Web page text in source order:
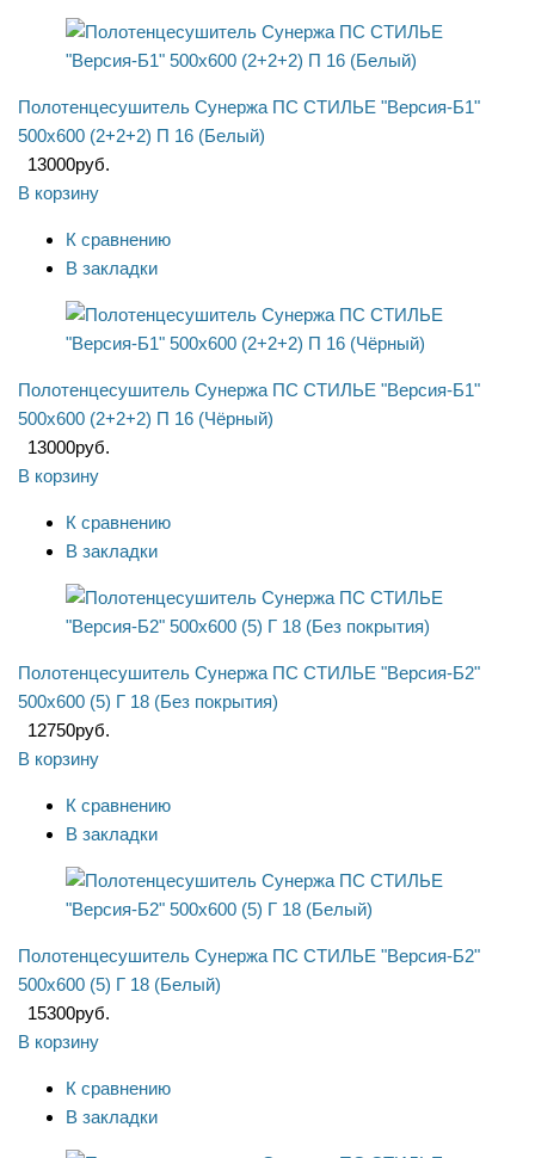
Полотенцесушитель Сунержа ПС СТИЛЬЕ "Версия-Б1"
500х600 (2+2+2) П 16 (Белый)
13000руб.
В корзину
К сравнению
В закладки
Полотенцесушитель Сунержа ПС СТИЛЬЕ "Версия-Б1"
500х600 (2+2+2) П 16 (Чёрный)
13000руб.
В корзину
К сравнению
В закладки
Полотенцесушитель Сунержа ПС СТИЛЬЕ "Версия-Б2"
500х600 (5) Г 18 (Без покрытия)
12750руб.
В корзину
К сравнению
В закладки
Полотенцесушитель Сунержа ПС СТИЛЬЕ "Версия-Б2"
500х600 (5) Г 18 (Белый)
15300руб.
В корзину
К сравнению
В закладки